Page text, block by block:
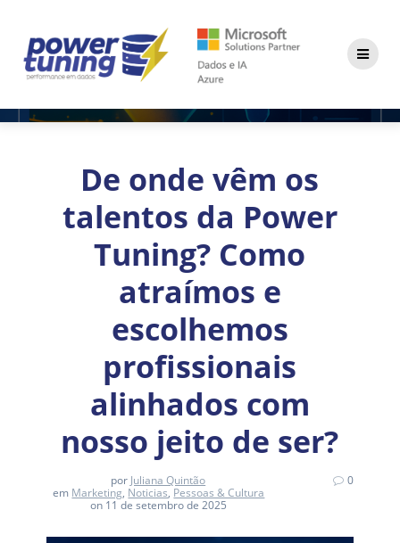
to
content
De onde vêm os
talentos da Power
Tuning? Como
atraímos e
escolhemos
profissionais
alinhados com
nosso jeito de ser?
por Juliana Quintão
em Marketing, Noticias, Pessoas & Cultura
on 11 de setembro de 2025
0